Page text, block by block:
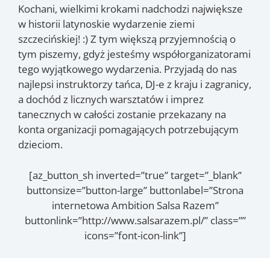
Kochani, wielkimi krokami nadchodzi największe
w historii latynoskie wydarzenie ziemi
szczecińskiej! :) Z tym większą przyjemnością o
tym piszemy, gdyż jesteśmy współorganizatorami
tego wyjątkowego wydarzenia. Przyjadą do nas
najlepsi instruktorzy tańca, DJ-e z kraju i zagranicy,
a dochód z licznych warsztatów i imprez
tanecznych w całości zostanie przekazany na
konta organizacji pomagających potrzebującym
dzieciom.
[az_button_sh inverted=”true” target=”_blank”
buttonsize=”button-large” buttonlabel=”Strona
internetowa Ambition Salsa Razem”
buttonlink=”http://www.salsarazem.pl/” class=””
icons=”font-icon-link”]